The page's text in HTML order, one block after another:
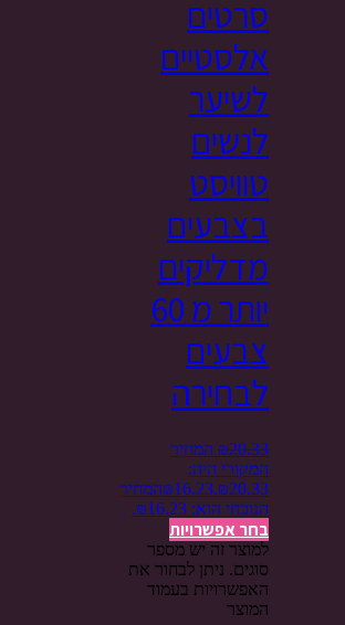
סרטים
אלסטיים
לשיער
לנשים
טוויסט
בצבעים
מדליקים
יותר מ 60
צבעים
לבחירה
₪20.33
המחיר
המקורי היה:
₪20.33.
₪16.23
המחיר
הנוכחי הוא: ₪16.23.
בחר אפשרויות
למוצר זה יש מספר
סוגים. ניתן לבחור את
האפשרויות בעמוד
המוצר